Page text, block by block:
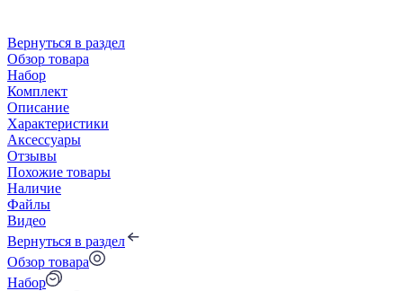
Вернуться в раздел
Обзор товара
Набор
Комплект
Описание
Характеристики
Аксессуары
Отзывы
Похожие товары
Наличие
Файлы
Видео
Вернуться в раздел
Обзор товара
Набор